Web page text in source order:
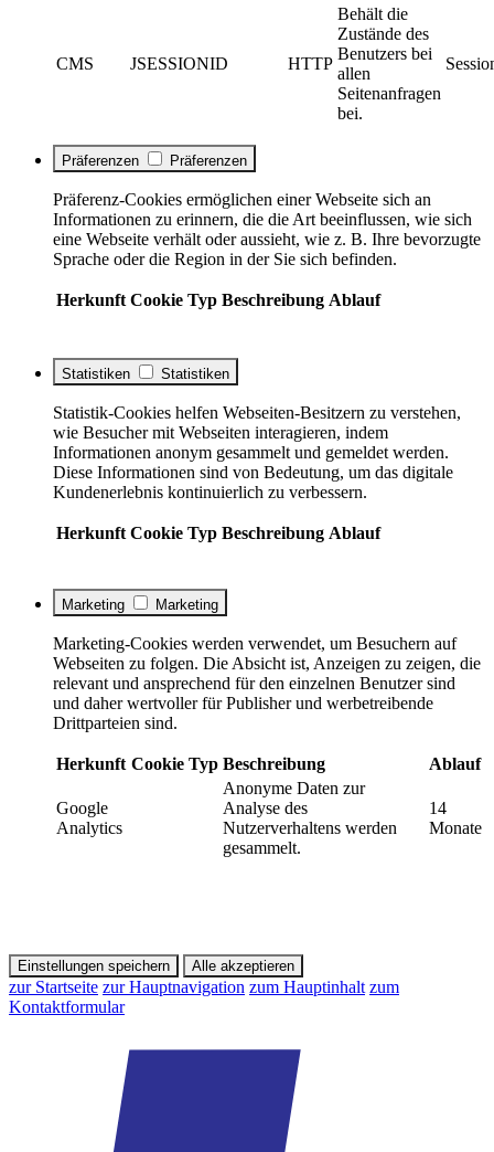
CMS JSESSIONID HTTP
Behält die
Zustände des
Benutzers bei
allen
Seitenanfragen
bei.
Präferenzen Präferenzen
Präferenz-Cookies ermöglichen einer Webseite sich an
Informationen zu erinnern, die die Art beeinflussen, wie sich
eine Webseite verhält oder aussieht, wie z. B. Ihre bevorzugte
Sprache oder die Region in der Sie sich befinden.
Herkunft Cookie Typ Beschreibung Ablauf
Statistiken Statistiken
Statistik-Cookies helfen Webseiten-Besitzern zu verstehen,
wie Besucher mit Webseiten interagieren, indem
Informationen anonym gesammelt und gemeldet werden.
Diese Informationen sind von Bedeutung, um das digitale
Kundenerlebnis kontinuierlich zu verbessern.
Herkunft Cookie Typ Beschreibung Ablauf
Marketing Marketing
Marketing-Cookies werden verwendet, um Besuchern auf
Webseiten zu folgen. Die Absicht ist, Anzeigen zu zeigen, die
relevant und ansprechend für den einzelnen Benutzer sind
und daher wertvoller für Publisher und werbetreibende
Drittparteien sind.
Herkunft Cookie Typ Beschreibung Ablauf
Google
Analytics
Anonyme Daten zur
Analyse des
Nutzerverhaltens werden
gesammelt.
14
Monate
Einstellungen speichern Alle akzeptieren
zur Startseite zur Hauptnavigation zum Hauptinhalt zum
Kontaktformular